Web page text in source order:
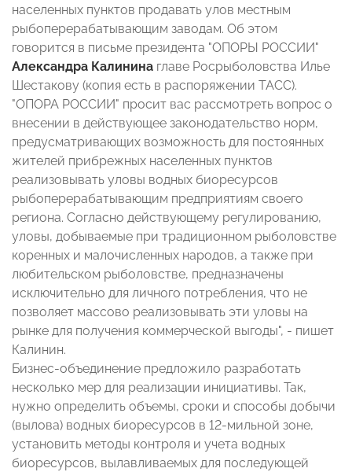
населенных пунктов продавать улов местным
рыбоперерабатывающим заводам. Об этом
говорится в письме президента "ОПОРЫ РОССИИ"
Александра Калинина главе Росрыболовства Илье
Шестакову (копия есть в распоряжении ТАСС).
"ОПОРА РОССИИ" просит вас рассмотреть вопрос о
внесении в действующее законодательство норм,
предусматривающих возможность для постоянных
жителей прибрежных населенных пунктов
реализовывать уловы водных биоресурсов
рыбоперерабатывающим предприятиям своего
региона. Согласно действующему регулированию,
уловы, добываемые при традиционном рыболовстве
коренных и малочисленных народов, а также при
любительском рыболовстве, предназначены
исключительно для личного потребления, что не
позволяет массово реализовывать эти уловы на
рынке для получения коммерческой выгоды", - пишет
Калинин.
Бизнес-объединение предложило разработать
несколько мер для реализации инициативы. Так,
нужно определить объемы, сроки и способы добычи
(вылова) водных биоресурсов в 12-мильной зоне,
установить методы контроля и учета водных
биоресурсов, вылавливаемых для последующей